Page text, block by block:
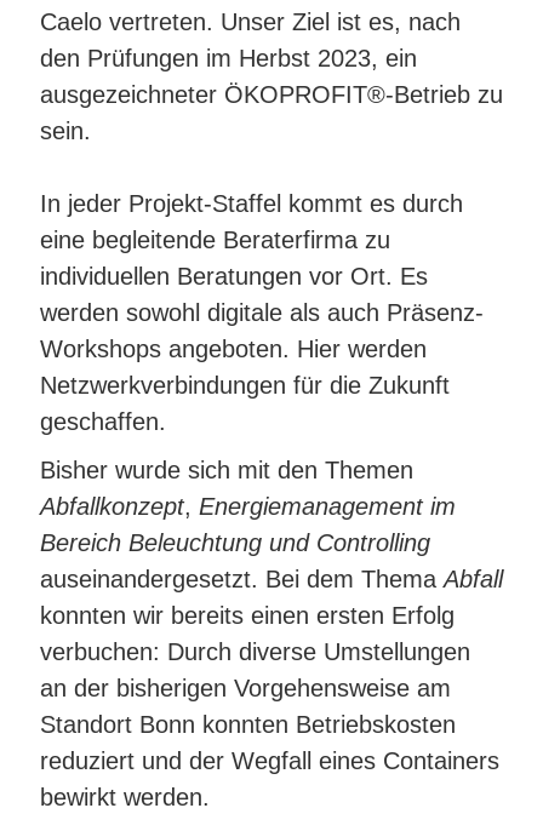
Caelo vertreten. Unser Ziel ist es, nach
den Prüfungen im Herbst 2023, ein
ausgezeichneter ÖKOPROFIT®-Betrieb zu
sein.
In jeder Projekt-Staffel kommt es durch
eine begleitende Beraterfirma zu
individuellen Beratungen vor Ort. Es
werden sowohl digitale als auch Präsenz-
Workshops angeboten. Hier werden
Netzwerkverbindungen für die Zukunft
geschaffen.
Bisher wurde sich mit den Themen
Abfallkonzept, Energiemanagement im
Bereich Beleuchtung und Controlling
auseinandergesetzt. Bei dem ThemaAbfall
konnten wir bereits einen ersten Erfolg
verbuchen: Durch diverse Umstellungen
an der bisherigen Vorgehensweise am
Standort Bonn konnten Betriebskosten
reduziert und der Wegfall eines Containers
bewirkt werden.